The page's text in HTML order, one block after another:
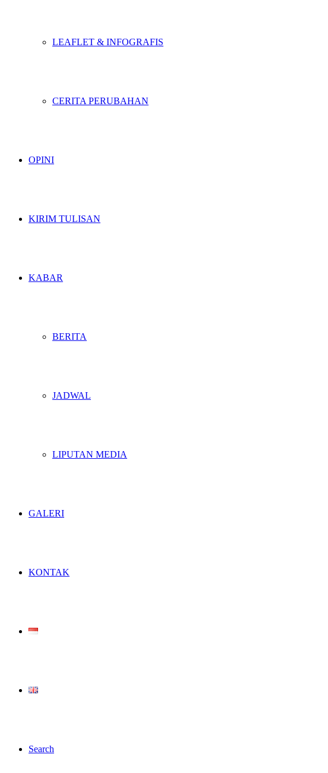
LEAFLET & INFOGRAFIS
CERITA PERUBAHAN
OPINI
KIRIM TULISAN
KABAR
BERITA
JADWAL
LIPUTAN MEDIA
GALERI
KONTAK
Search